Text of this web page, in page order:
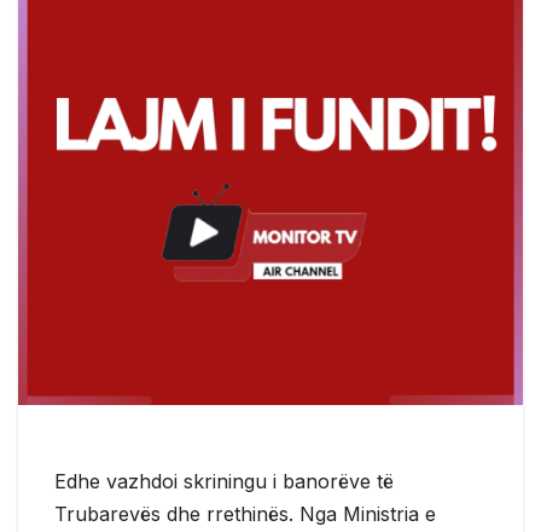
Edhe vazhdoi skriningu i banorëve të
Trubarevës dhe rrethinës. Nga Ministria e